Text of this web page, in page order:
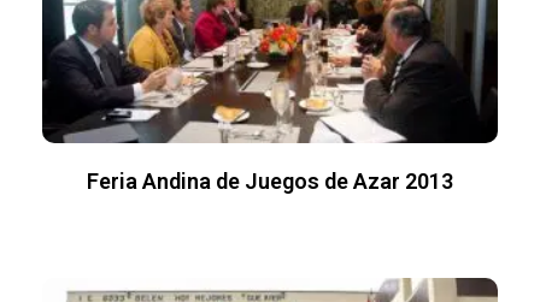
Feria Andina de Juegos de Azar 2013